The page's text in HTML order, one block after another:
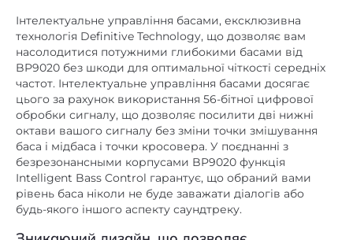
Інтелектуальне управління басами, ексклюзивна
технологія Definitive Technology, що дозволяє вам
насолодитися потужними глибокими басами від
BP9020 без шкоди для оптимальної чіткості середніх
частот. Інтелектуальне управління басами досягає
цього за рахунок використання 56-бітної цифрової
обробки сигналу, що дозволяє посилити дві нижні
октави вашого сигналу без зміни точки змішування
баса і мідбаса і точки кросовера. У поєднанні з
безрезонансными корпусами BP9020 функція
Intelligent Bass Control гарантує, що обраний вами
рівень баса ніколи не буде заважати діалогів або
будь-якого іншого аспекту саундтреку.